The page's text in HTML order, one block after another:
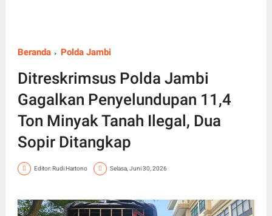
Beranda Polda Jambi
Ditreskrimsus Polda Jambi
Gagalkan Penyelundupan 11,4
Ton Minyak Tanah Ilegal, Dua
Sopir Ditangkap
Editor: Rudi Hartono Selasa, Juni 30, 2026